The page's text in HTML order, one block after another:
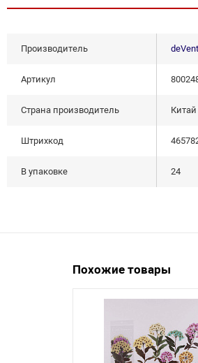
Производитель
Артикул
Страна производитель Китай
Штрихкод
В упаковке 24
Похожие товары